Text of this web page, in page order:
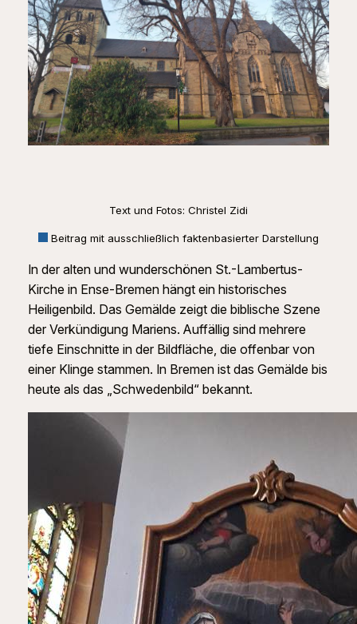
Text und Fotos: Christel Zidi
Beitrag mit ausschließlich faktenbasierter Darstellung
In der alten und wunderschönen St.-Lambertus-
Kirche in Ense-Bremen hängt ein historisches
Heiligenbild. Das Gemälde zeigt die biblische Szene
der Verkündigung Mariens. Auffällig sind mehrere
tiefe Einschnitte in der Bildfläche, die offenbar von
einer Klinge stammen. In Bremen ist das Gemälde bis
heute als das „Schwedenbild“ bekannt.